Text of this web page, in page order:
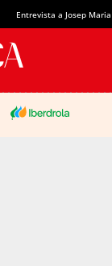
Entrevista a Josep